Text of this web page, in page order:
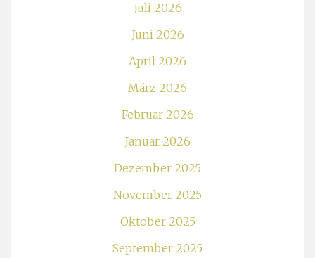
Juli 2026
Juni 2026
April 2026
März 2026
Februar 2026
Januar 2026
Dezember 2025
November 2025
Oktober 2025
September 2025